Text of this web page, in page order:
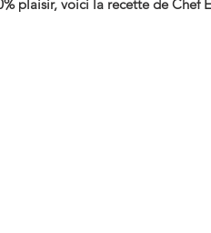
plaisir, voici la recette de Chef